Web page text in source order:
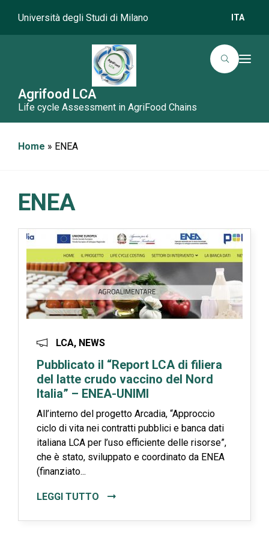
Università degli Studi di Milano ITA
Agrifood LCA
Life cycle Assessment in AgriFood Chains
T
Home » ENEA
ENEA
LCA, NEWS
Pubblicato il “Report LCA di filiera
del latte crudo vaccino del Nord
Italia” – ENEA-UNIMI
All’interno del progetto Arcadia, “Approccio
ciclo di vita nei contratti pubblici e banca dati
italiana LCA per l’uso efficiente delle risorse”,
che è stato, sviluppato e coordinato da ENEA
(finanziato...
LEGGI TUTTO